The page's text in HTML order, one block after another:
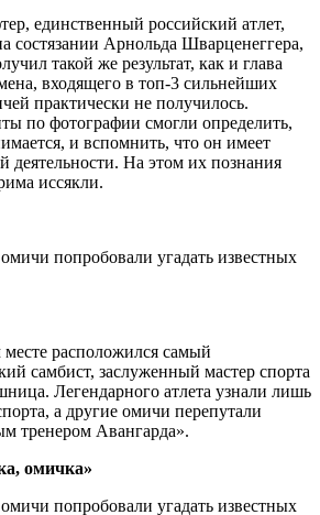
единственный российский атлет,
состязании Арнольда Шварценеггера,
такой же результат, как и глава
входящего в топ-3 сильнейших
практически не получилось.
по фотографии смогли определить,
и вспомнить, что он имеет
деятельности. На этом их познания
иссякли.
расположился самый
самбист, заслуженный мастер спорта
Легендарного атлета узнали лишь
а другие омичи перепутали
тренером Авангарда».
омичка»